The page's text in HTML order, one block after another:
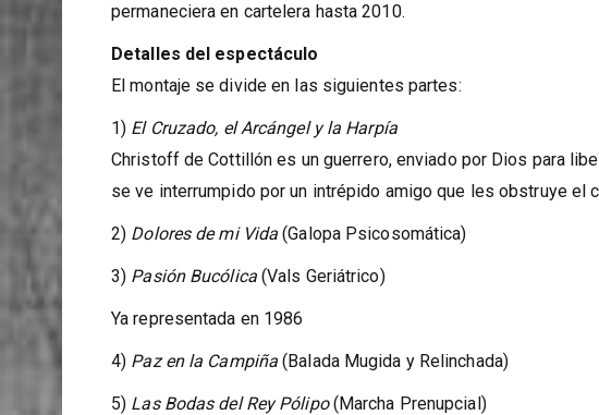
permaneciera en cartelera hasta 2010.
Detalles del espectáculo
El montaje se divide en las siguientes partes:
1) El Cruzado, el Arcángel y la Harpía
Christoff de Cottillón es un guerrero, enviado por Dios para
se ve interrumpido por un intrépido amigo que les obstruye el
2) Dolores de mi Vida (Galopa Psicosomática)
3) Pasión Bucólica(Vals Geriátrico)
Ya representada en 1986
4) Paz en la Campiña (Balada Mugida y Relinchada)
5) Las Bodas del Rey Pólipo(Marcha Prenupcial)